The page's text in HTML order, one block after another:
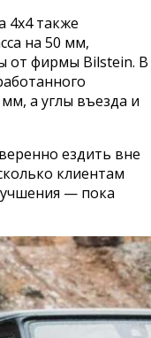
4х4 также
на 50 мм,
от фирмы Bilstein. В
а углы въезда и
ездить вне
клиентам
— пока